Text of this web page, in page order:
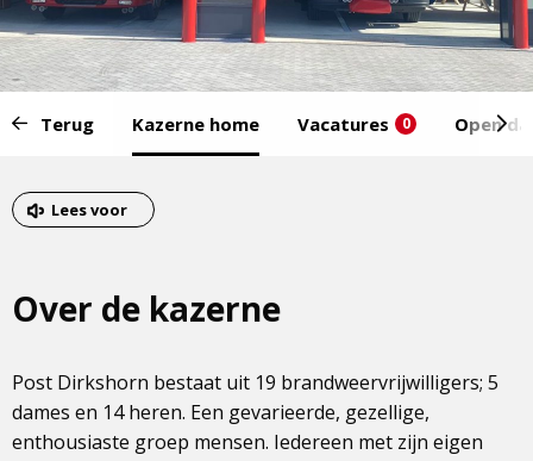
van
menu:
Terug Kazerne home Vacatures 0 Open
van
het
Lees voor
Over de kazerne
Post Dirkshorn bestaat uit 19 brandweervrijwilligers; 5
dames en 14 heren. Een gevarieerde, gezellige,
enthousiaste groep mensen. Iedereen met zijn eigen